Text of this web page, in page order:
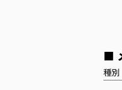
■
種別